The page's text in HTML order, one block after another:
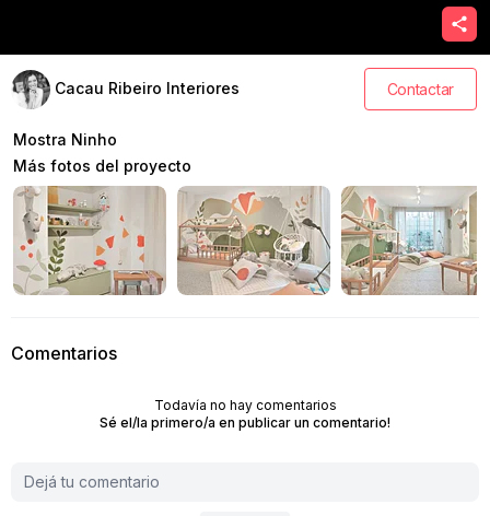
Cacau Ribeiro Interiores Contactar
Mostra Ninho
Más fotos del proyecto
Comentarios
Todavía no hay comentarios
Sé el/la primero/a en publicar un comentario!